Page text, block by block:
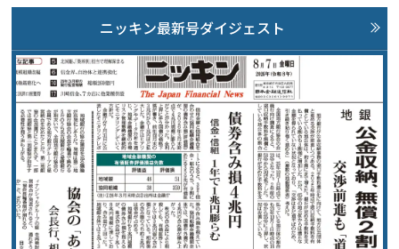
ニッキン最新号ダイジェスト